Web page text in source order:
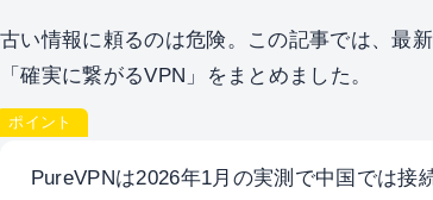
古い情報に頼るのは危険。この記事では、最
「確実に繋がるVPN」をまとめました。
ポイント
PureVPNは2026年1月の実測で中国では